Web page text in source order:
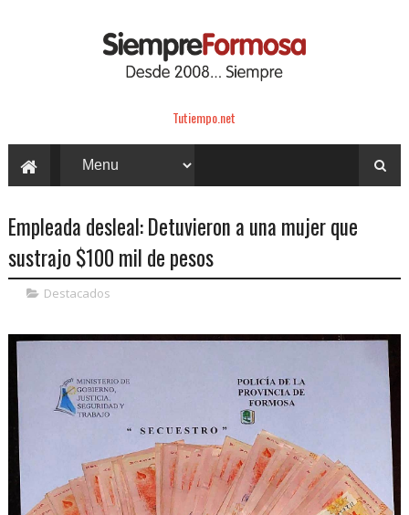
Tutiempo.net
Empleada desleal: Detuvieron a una mujer que
sustrajo $100 mil de pesos
Destacados